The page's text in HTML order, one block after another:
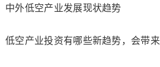
中外低空产业发展现状趋势
低空产业投资有哪些新趋势，会带来